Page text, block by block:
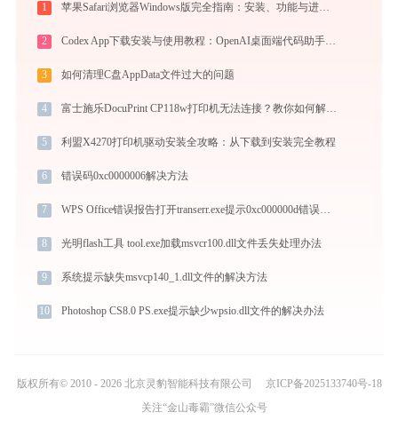
1 苹果Safari浏览器Windows版完全指南：安装、功能与进阶使用技巧全攻略（2026最新）
2 Codex App下载安装与使用教程：OpenAI桌面端代码助手从入门到高效协作
3 如何清理C盘AppData文件过大的问题
4 富士施乐DocuPrint CP118w打印机无法连接？教你如何解决！-金山毒霸
5 利盟X4270打印机驱动安装全攻略：从下载到安装完全教程
6 错误码0xc0000006解决方法
7 WPS Office错误报告打开transerr.exe提示0xc000000d错误码怎么办
8 光明flash工具 tool.exe加载msvcr100.dll文件丢失处理办法
9 系统提示缺失msvcp140_1.dll文件的解决方法
10 Photoshop CS8.0 PS.exe提示缺少wpsio.dll文件的解决办法
版权所有© 2010 - 2026 北京灵豹智能科技有限公司
京ICP备2025133740号-18
关注“金山毒霸”微信公众号